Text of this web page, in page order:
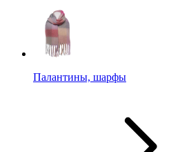
Палантины, шарфы